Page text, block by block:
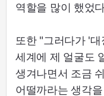
역할을 많이 했었
또한 "그러다가 '
세계에 제 얼굴도
생겨나면서 조금
어떨까라는 생각